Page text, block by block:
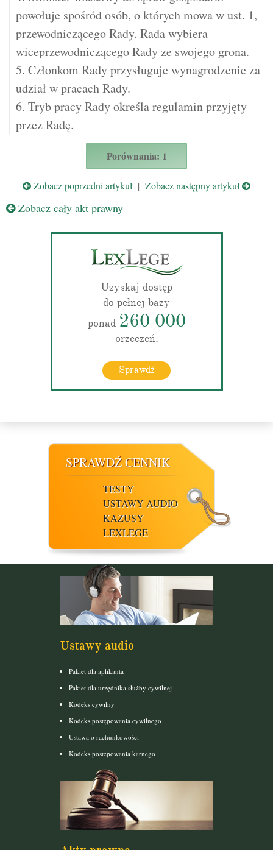
powołuje spośród osób, o których mowa w ust. 1,
przewodniczącego Rady. Rada wybiera
wiceprzewodniczącego Rady ze swojego grona.
5. Członkom Rady przysługuje wynagrodzenie za
udział w pracach Rady.
6. Tryb pracy Rady określa regulamin przyjęty
przez Radę.
Porównania: 1
Zobacz poprzedni artykuł | Zobacz następny artykuł
Zobacz cały akt prawny
Uzyskaj dostęp
do pełnej bazy
ponad 260 000
orzeczeń.
Sprawdź
SPRAWDŹ CENNIK
TESTY
USTAWY AUDIO
KAZUSY
LEXLEGE
Ustawy audio
Pakiet dla aplikanta
Pakiet dla urzędnika służby cywilnej
Kodeks cywilny
Kodeks postępowania cywilnego
Ustawa o rachunkowości
Kodeks postepowania karnego